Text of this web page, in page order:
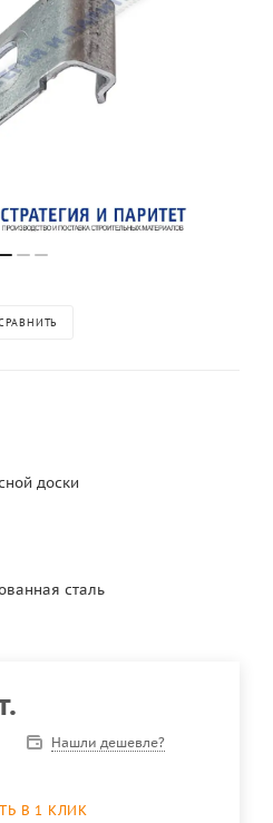
доски
сталь
Нашли дешевле?
В 1 КЛИК